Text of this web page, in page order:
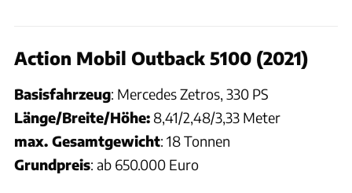
Action Mobil Outback 5100 (2021)
Basisfahrzeug: Mercedes Zetros, 330 PS
Länge/Breite/Höhe: 8,41/2,48/3,33 Meter
max. Gesamtgewicht: 18 Tonnen
Grundpreis: ab 650.000 Euro